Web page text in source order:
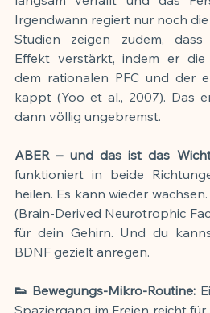
Irgendwann regiert nur noch die
Studien zeigen zudem, dass
Effekt verstärkt, indem er die
dem rationalen PFC und der
kappt (Yoo et al., 2007). Das
dann völlig ungebremst.
ABER – und das ist das
funktioniert in beide
heilen. Es kann wieder
(Brain-Derived Neurotrophic
für dein Gehirn. Und du
BDNF gezielt anregen.
👟 Bewegungs-Mikro-Routine:
Spaziergang im Freien reicht